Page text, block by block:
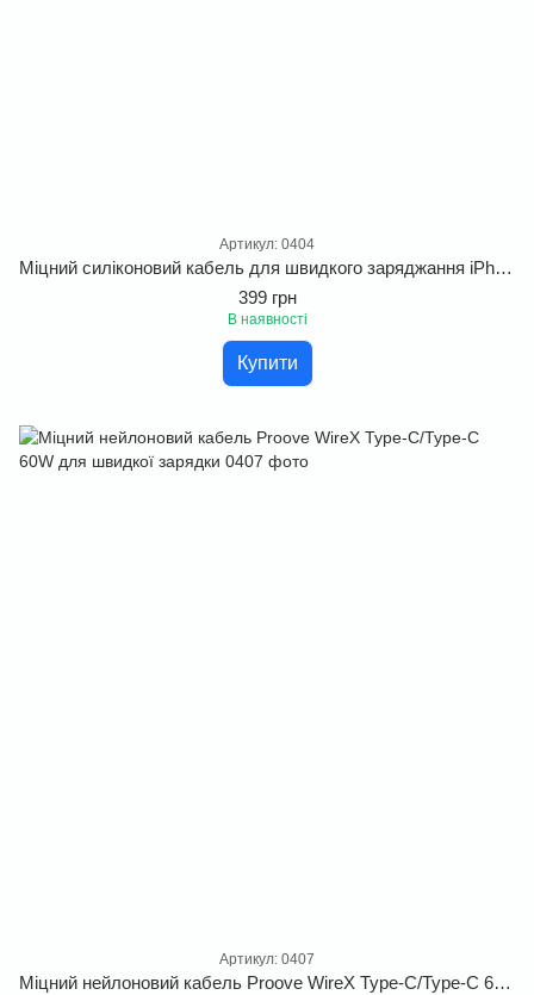
Артикул: 0404
Міцний силіконовий кабель для швидкого заряджання iPhone та iPad Proove Flex Metal Type-C to Lightning 27W
399 грн
В наявності
Купити
Артикул: 0407
Міцний нейлоновий кабель Proove WireX Type-C/Type-C 60W для швидкої зарядки